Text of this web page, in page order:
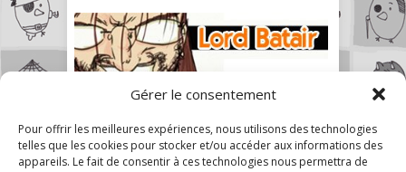
Gérer le consentement
Pour offrir les meilleures expériences, nous utilisons des technologies
telles que les cookies pour stocker et/ou accéder aux informations des
appareils. Le fait de consentir à ces technologies nous permettra de